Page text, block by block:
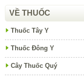
VỀ THUỐC
Thuốc Tây Y
Thuốc Đông Y
Cây Thuốc Quý